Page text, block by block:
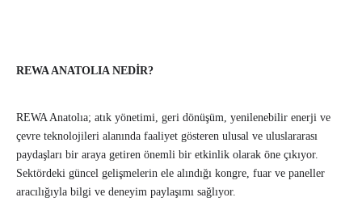
REWA ANATOLIA NEDİR?
REWA Anatolıa; atık yönetimi, geri dönüşüm, yenilenebilir enerji ve
çevre teknolojileri alanında faaliyet gösteren ulusal ve uluslararası
paydaşları bir araya getiren önemli bir etkinlik olarak öne çıkıyor.
Sektördeki güncel gelişmelerin ele alındığı kongre, fuar ve paneller
aracılığıyla bilgi ve deneyim paylaşımı sağlıyor.